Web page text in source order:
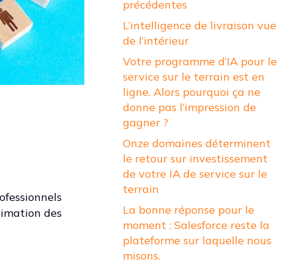
des
précédentes
L’intelligence de livraison vue
de l’intérieur
Votre programme d’IA pour le
service sur le terrain est en
ligne. Alors pourquoi ça ne
donne pas l’impression de
gagner ?
Onze domaines déterminent
le retour sur investissement
de votre IA de service sur le
terrain
La bonne réponse pour le
moment : Salesforce reste la
plateforme sur laquelle nous
misons.